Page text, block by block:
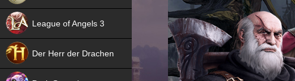
League of Angels 3
Der Herr der Drachen